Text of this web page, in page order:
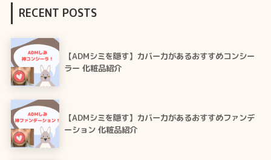
RECENT POSTS
【ADMシミを隠す】カバー力があるおすすめコンシー
ラー 化粧品紹介
【ADMシミを隠す】カバー力があるおすすめファンデ
ーション 化粧品紹介